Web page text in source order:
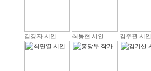
김경자 시인 최동현 시인 김주관 시인